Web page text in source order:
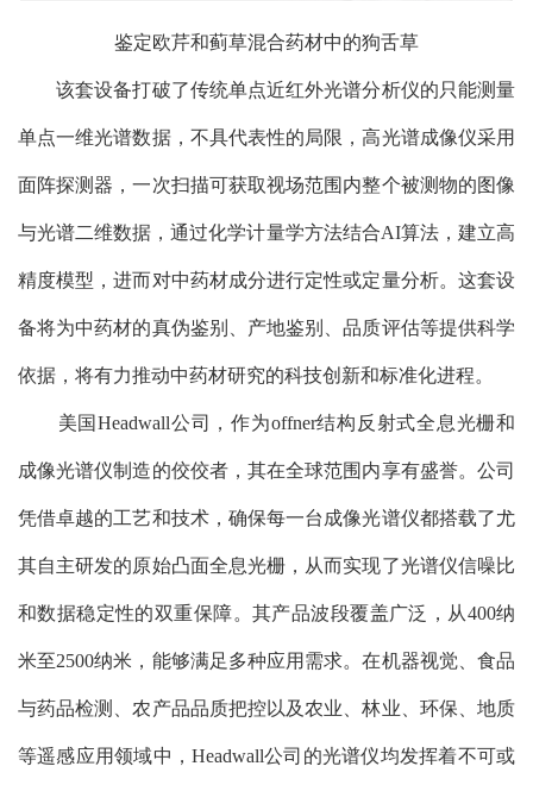
鉴定欧芹和蓟草混合药材中的狗舌草
该套设备打破了传统单点近红外光谱分析仪的只能测量
单点一维光谱数据，不具代表性的局限，高光谱成像仪采用
面阵探测器，一次扫描可获取视场范围内整个被测物的图像
与光谱二维数据，通过化学计量学方法结合AI算法，建立高
精度模型，进而对中药材成分进行定性或定量分析。这套设
备将为中药材的真伪鉴别、产地鉴别、品质评估等提供科学
依据，将有力推动中药材研究的科技创新和标准化进程。
美国Headwall公司，作为offner结构反射式全息光栅和
成像光谱仪制造的佼佼者，其在全球范围内享有盛誉。公司
凭借卓越的工艺和技术，确保每一台成像光谱仪都搭载了尤
其自主研发的原始凸面全息光栅，从而实现了光谱仪信噪比
和数据稳定性的双重保障。其产品波段覆盖广泛，从400纳
米至2500纳米，能够满足多种应用需求。在机器视觉、食品
与药品检测、农产品品质把控以及农业、林业、环保、地质
等遥感应用领域中，Headwall公司的光谱仪均发挥着不可或